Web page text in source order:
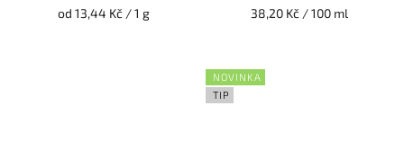
od 13,44 Kč / 1 g
38,20 Kč / 100 ml
NOVINKA
TIP